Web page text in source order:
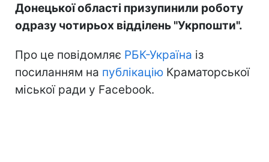
Донецької області призупинили роботу
одразу чотирьох відділень "Укрпошти".
Про це повідомляє РБК-Україна із
посиланням на публікацію Краматорської
міської ради у Facebook.